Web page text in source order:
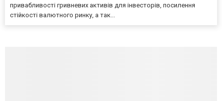
привабливості гривневих активів для інвесторів, посилення
стійкості валютного ринку, а так...